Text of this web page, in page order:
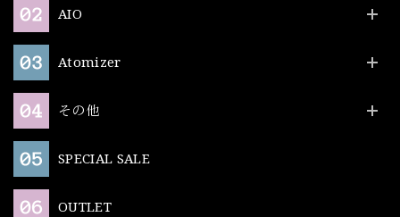
AIO
Atomizer
その他
SPECIAL SALE
OUTLET